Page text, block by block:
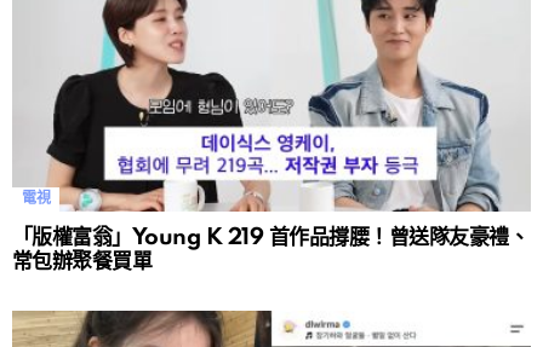
電視
「版權富翁」Young K 219 首作品撐腰！曾送隊友豪禮、
常包辦聚餐買單